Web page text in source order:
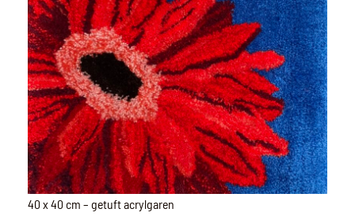
40 x 40 cm – getuft acrylgaren